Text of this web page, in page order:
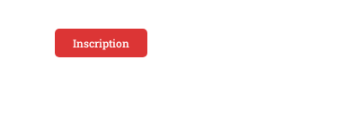
Inscription